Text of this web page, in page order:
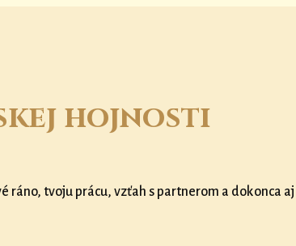
hojnosti
ráno, tvoju prácu, vzťah s partnerom a dokonca